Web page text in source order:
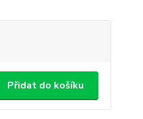
Přidat do košíku